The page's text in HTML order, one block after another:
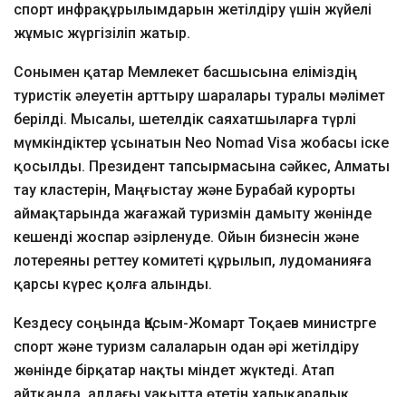
спорт инфрақұрылымдарын жетілдіру үшін жүйелі
жұмыс жүргізіліп жатыр.
Сонымен қатар Мемлекет басшысына еліміздің
туристік әлеуетін арттыру шаралары туралы мәлімет
берілді. Мысалы, шетелдік саяхатшыларға түрлі
мүмкіндіктер ұсынатын Neo Nomad Visa жобасы іске
қосылды. Президент тапсырмасына сәйкес, Алматы
тау кластерін, Маңғыстау және Бурабай курорты
аймақтарында жағажай туризмін дамыту жөнінде
кешенді жоспар әзірленуде. Ойын бизнесін және
лотереяны реттеу комитеті құрылып, лудоманияға
қарсы күрес қолға алынды.
Кездесу соңында Қасым-Жомарт Тоқаев министрге
спорт және туризм салаларын одан әрі жетілдіру
жөнінде бірқатар нақты міндет жүктеді. Атап